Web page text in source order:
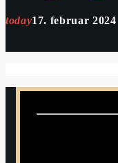
today17. februar 2024